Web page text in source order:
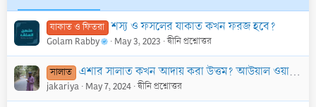
যাকাত ও ফিতরা শস্য ও ফসলের যাকাত কখন ফরজ হবে?
Golam Rabby May 3, 2023 দ্বীনি প্রশ্নোত্তর
সালাত এশার সালাত কখন আদায় করা উত্তম? আউয়াল ওয়াক্তে, না-কি দেরিতে?
jakariya May 7, 2024 দ্বীনি প্রশ্নোত্তর